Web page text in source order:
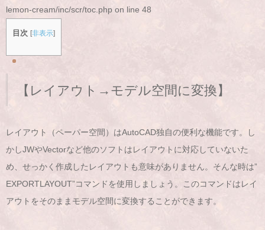
lemon-cream/inc/scr/toc.php on line 48
目次 [非表示]
【レイアウト→モデル空間に変換】
レイアウト（ペーパー空間）はAutoCAD独自の便利な機能です。し
かしJWやVectorなど他のソフトはレイアウトに対応していないた
め、せっかく作成したレイアウトも意味がありません。そんな時は”
EXPORTLAYOUT”コマンドを使用しましょう。このコマンドはレイ
アウトをそのままモデル空間に変換することができます。